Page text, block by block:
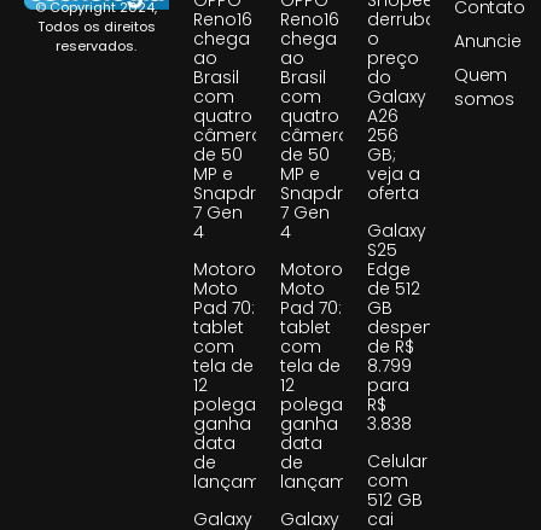
© Copyright 2024,
Todos os direitos
reservados.
Reno16
chega
ao
Brasil
com
quatro
câmeras
de 50
MP e
Snapdragon
7 Gen
4
Motorola
Moto
Pad 70:
tablet
com
tela de
12
polegadas
ganha
data
de
lançamento
Galaxy
Reno16
chega
ao
Brasil
com
quatro
câmeras
de 50
MP e
Snapdragon
7 Gen
4
Motorola
Moto
Pad 70:
tablet
com
tela de
12
polegadas
ganha
data
de
lançamento
Galaxy
derruba
o
preço
do
Galaxy
A26
256
GB;
veja a
oferta
Galaxy
S25
Edge
de 512
GB
despenca
de R$
8.799
para
R$
3.838
Celular
com
512 GB
cai
Contato
Anuncie
Quem
somos